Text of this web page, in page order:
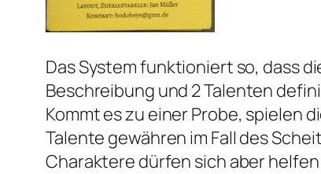
Das System funktioniert so, dass
Beschreibung und 2 Talenten
Kommt es zu einer Probe, spielen
Talente gewähren im Fall des
Charaktere dürfen sich aber